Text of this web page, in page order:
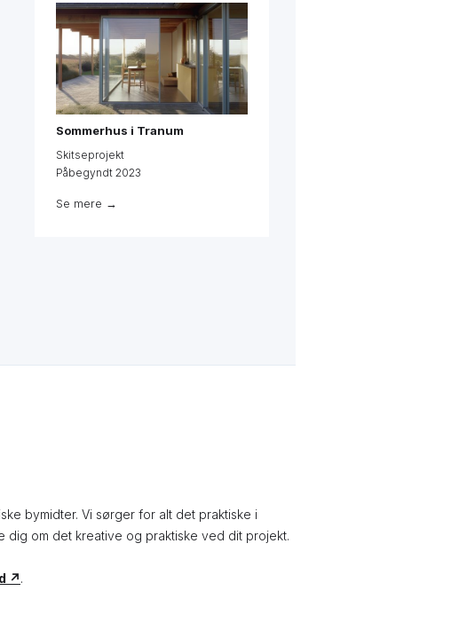
Sommerhus i Tranum
Skitseprojekt
Påbegyndt 2023
Se mere →
bymidter. Vi sørger for alt det praktiske i
dig om det kreative og praktiske ved dit projekt.
↗.